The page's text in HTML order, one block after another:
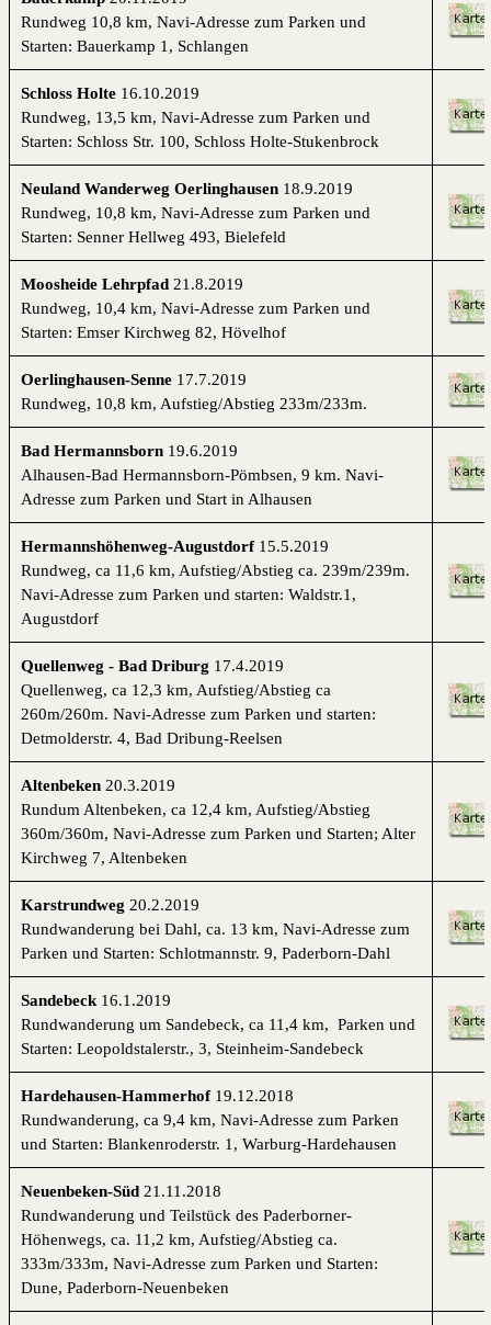
Rundweg 10,8 km, Navi-Adresse zum Parken und
Starten: Bauerkamp 1, Schlangen
Schloss Holte 16.10.2019
Rundweg, 13,5 km, Navi-Adresse zum Parken und
Starten: Schloss Str. 100, Schloss Holte-Stukenbrock
Neuland Wanderweg Oerlinghausen 18.9.2019
Rundweg, 10,8 km, Navi-Adresse zum Parken und
Starten: Senner Hellweg 493, Bielefeld
Moosheide Lehrpfad 21.8.2019
Rundweg, 10,4 km, Navi-Adresse zum Parken und
Starten: Emser Kirchweg 82, Hövelhof
Oerlinghausen-Senne 17.7.2019
Rundweg, 10,8 km, Aufstieg/Abstieg 233m/233m.
Bad Hermannsborn 19.6.2019
Alhausen-Bad Hermannsborn-Pömbsen, 9 km. Navi-
Adresse zum Parken und Start in Alhausen
Hermannshöhenweg-Augustdorf15.5.2019
Rundweg, ca 11,6 km, Aufstieg/Abstieg ca. 239m/239m.
Navi-Adresse zum Parken und starten: Waldstr.1,
Augustdorf
Quellenweg - Bad Driburg 17.4.2019
Quellenweg, ca 12,3 km, Aufstieg/Abstieg ca
260m/260m. Navi-Adresse zum Parken und starten:
Detmolderstr. 4, Bad Dribung-Reelsen
Altenbeken 20.3.2019
Rundum Altenbeken, ca 12,4 km, Aufstieg/Abstieg
360m/360m, Navi-Adresse zum Parken und Starten; Alter
Kirchweg 7, Altenbeken
Karstrundweg 20.2.2019
Rundwanderung bei Dahl, ca. 13 km, Navi-Adresse zum
Parken und Starten: Schlotmannstr. 9, Paderborn-Dahl
Sandebeck 16.1.2019
Rundwanderung um Sandebeck, ca 11,4 km, Parken und
Starten: Leopoldstalerstr., 3, Steinheim-Sandebeck
Hardehausen-Hammerhof19.12.2018
Rundwanderung, ca 9,4 km, Navi-Adresse zum Parken
und Starten: Blankenroderstr. 1, Warburg-Hardehausen
Neuenbeken-Süd 21.11.2018
Rundwanderung und Teilstück des Paderborner-
Höhenwegs, ca. 11,2 km, Aufstieg/Abstieg ca.
333m/333m, Navi-Adresse zum Parken und Starten:
Dune, Paderborn-Neuenbeken